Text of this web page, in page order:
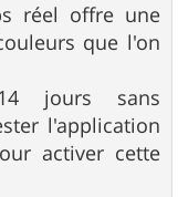
réel offre une
que l'on
jours sans
l'application
activer cette